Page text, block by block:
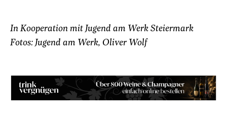
In Kooperation mit Jugend am Werk Steiermark
Fotos: Jugend am Werk, Oliver Wolf